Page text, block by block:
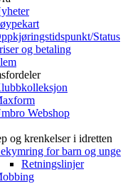
Status
og betaling
Webshop
og krenkelser i idretten
for barn og unge
Retningslinjer